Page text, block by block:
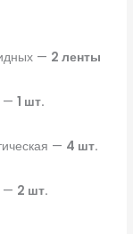
— 2 ленты
— 1 шт.
— 4 шт.
— 2 шт.